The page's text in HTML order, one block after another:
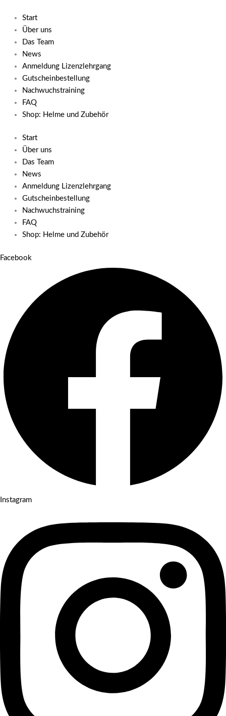
Start
Über uns
Das Team
News
Anmeldung Lizenzlehrgang
Gutscheinbestellung
Nachwuchstraining
FAQ
Shop: Helme und Zubehör
Start
Über uns
Das Team
News
Anmeldung Lizenzlehrgang
Gutscheinbestellung
Nachwuchstraining
FAQ
Shop: Helme und Zubehör
Facebook
Instagram